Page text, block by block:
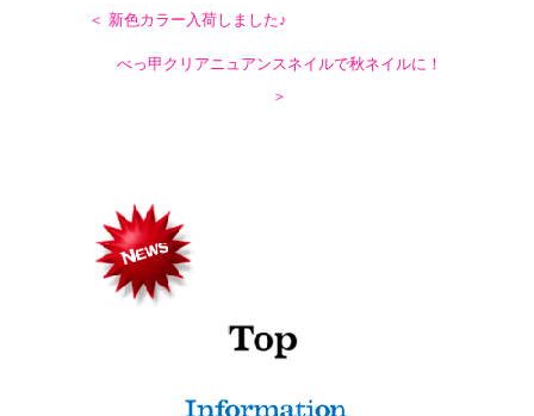
＜ 新色カラー入荷しました♪
べっ甲クリアニュアンスネイルで秋ネイルに！
＞